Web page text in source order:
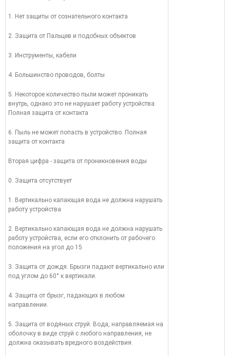
1. Нет защиты от сознательного контакта
2. Защита от Пальцев и подобных объектов
3. Инструменты, кабели
4. Большинство проводов, болты
5. Некоторое количество пыли может проникать
внутрь, однако это не нарушает работу устройства.
Полная защита от контакта
6. Пыль не может попасть в устройство. Полная
защита от контакта
Вторая цифра - защита от проникновения воды
0. Защита отсутствует
1. Вертикально капающая вода не должна нарушать
работу устройства
2. Вертикально капающая вода не должна нарушать
работу устройства, если его отклонить от рабочего
положения на угол до 15
3. Защита от дождя. Брызги падают вертикально или
под углом до 60° к вертикали.
4. Защита от брызг, падающих в любом
направлении.
5. Защита от водяных струй. Вода, направляемая на
оболочку в виде струй с любого направления, не
должна оказывать вредного воздействия.